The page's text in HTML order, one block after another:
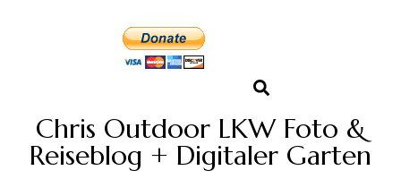
Chris Outdoor LKW Foto &
Reiseblog + Digitaler Garten